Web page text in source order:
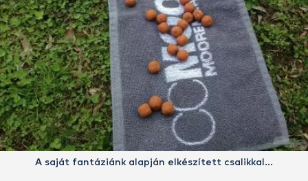
A saját fantáziánk alapján elkészített csalikkal…